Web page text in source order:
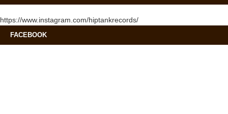
https://www.instagram.com/hiptankrecords/
FACEBOOK